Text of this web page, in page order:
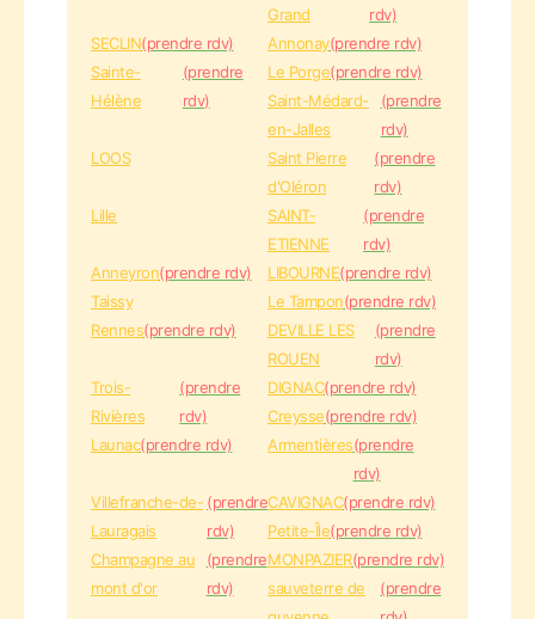
Grand
rdv)
SECLIN(prendre rdv) Annonay(prendre rdv)
Sainte-
Hélène
(prendre
rdv)
Le Porge(prendre rdv)
Saint-Médard-
en-Jalles
(prendre
rdv)
LOOS
Saint Pierre
d'Oléron
(prendre
rdv)
Lille
SAINT-
ETIENNE
(prendre
rdv)
Anneyron(prendre rdv) LIBOURNE(prendre rdv)
Taissy
Le Tampon(prendre rdv)
Rennes(prendre rdv)
DEVILLE LES
ROUEN
(prendre
rdv)
Trois-
Rivières
(prendre
rdv)
DIGNAC(prendre rdv)
Creysse(prendre rdv)
Launac(prendre rdv) Armentières(prendre
rdv)
Villefranche-de-
Lauragais
(prendre
rdv)
CAVIGNAC(prendre rdv)
Petite-Île(prendre rdv)
Champagne au
mont d'or
(prendre
rdv)
MONPAZIER(prendre rdv)
sauveterre de
(prendre